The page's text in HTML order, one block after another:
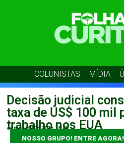
COLUNISTAS MÍDIA
Decisão judicial
taxa de US$ 100 mil
trabalho nos EUA
admin 08/06/2026 18:45
NOSSO GRUPO! ENTRE AGORA!